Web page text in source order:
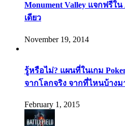
Monument Valley แจกฟรีใ
เดียว
November 19, 2014
รู้หรือไม่? แผนที่ในเกม
จากโลกจริง จากที่ไหนบ้าง
February 1, 2015